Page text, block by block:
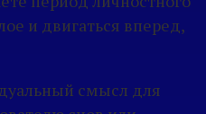
и двигаться вперед,
смысл для